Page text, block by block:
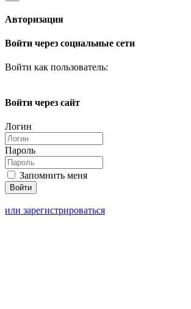
Авторизация
Войти через социальные сети
Войти как пользователь:
Войти через сайт
Логин
Пароль
Запомнить меня
или зарегистрироваться